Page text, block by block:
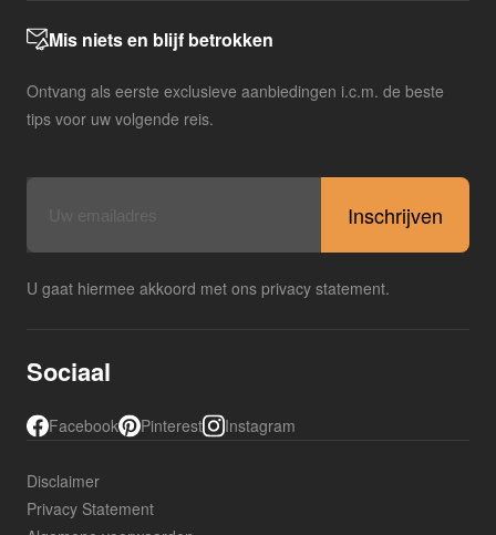
Mis niets en blijf betrokken
Ontvang als eerste exclusieve aanbiedingen i.c.m. de beste
tips voor uw volgende reis.
U gaat hiermee akkoord met ons privacy statement.
Sociaal
Facebook Pinterest Instagram
Disclaimer
Privacy Statement